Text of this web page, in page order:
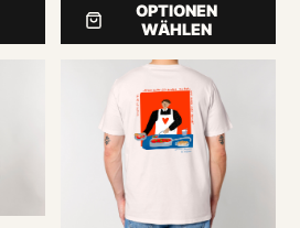
OPTIONEN
WÄHLEN